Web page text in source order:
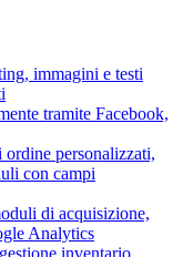
immagini e testi
tramite Facebook,
personalizzati,
con campi
di acquisizione,
Analytics
inventario,